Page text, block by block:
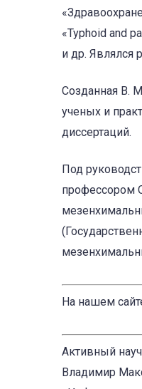
«Typhoid and
и др. Являлся
Созданная В.
ученых и
диссертаций.
Под
профессором
На нашем
Активный
Владимир